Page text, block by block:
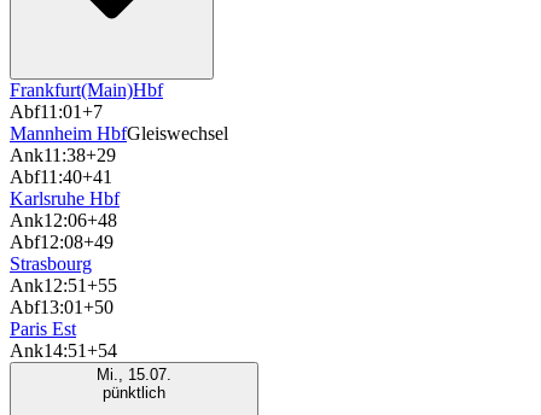
Frankfurt(Main)Hbf
Abf11:01+7
Mannheim HbfGleiswechsel
Ank11:38+29
Abf11:40+41
Karlsruhe Hbf
Ank12:06+48
Abf12:08+49
Strasbourg
Ank12:51+55
Abf13:01+50
Paris Est
Ank14:51+54
Mi., 15.07.
pünktlich